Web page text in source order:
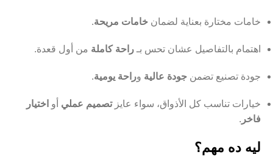
خامات مختارة بعناية لضمان خامات مريحة.
اهتمام بالتفاصيل عشان تحس بـ راحة كاملة من أول قعدة.
جودة تصنيع تضمن جودة عالية وراحة يومية.
خيارات تناسب كل الأذواق، سواء عايزتصميم عملي أو اختيار
فاخر .
ليه ده مهم؟